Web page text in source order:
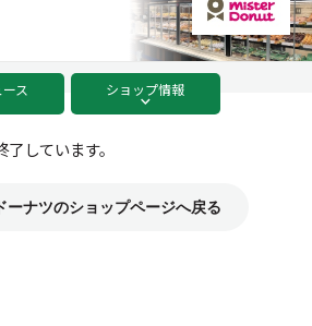
ス ショップ情報
しています。
ーナツのショップページへ戻る